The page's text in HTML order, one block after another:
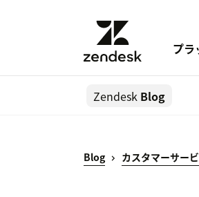
プラ
Zendesk Blog
Blog カスタマーサー